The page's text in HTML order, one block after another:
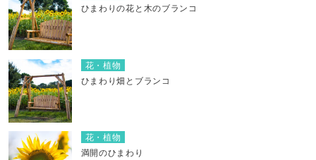
ひまわりの花と木のブランコ
花・植物
ひまわり畑とブランコ
花・植物
満開のひまわり